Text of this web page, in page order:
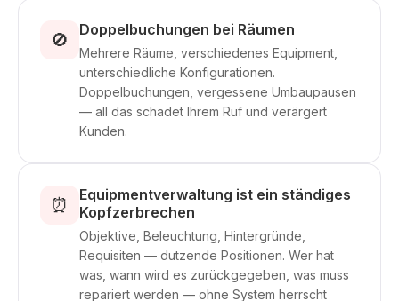
🚫 Doppelbuchungen bei Räumen
Mehrere Räume, verschiedenes Equipment,
unterschiedliche Konfigurationen.
Doppelbuchungen, vergessene Umbaupausen
— all das schadet Ihrem Ruf und verärgert
Kunden.
⏰
Equipmentverwaltung ist ein ständiges
Kopfzerbrechen
Objektive, Beleuchtung, Hintergründe,
Requisiten — dutzende Positionen. Wer hat
was, wann wird es zurückgegeben, was muss
repariert werden — ohne System herrscht